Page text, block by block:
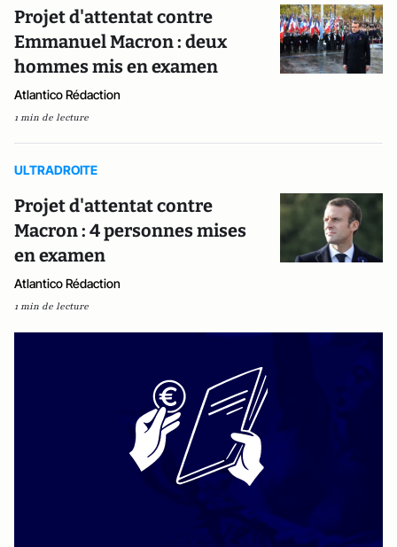
Projet d'attentat contre
Emmanuel Macron : deux
hommes mis en examen
Atlantico Rédaction
1 min de lecture
ULTRADROITE
Projet d'attentat contre
Macron : 4 personnes mises
en examen
Atlantico Rédaction
1 min de lecture